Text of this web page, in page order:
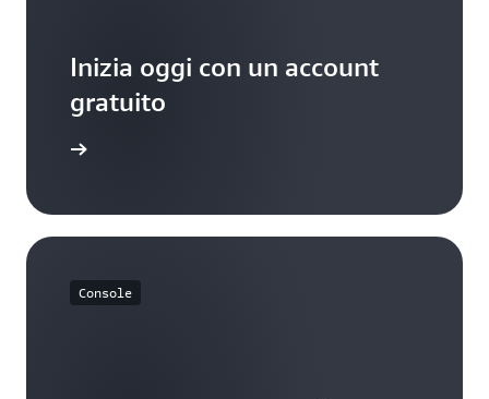
Inizia oggi con un account
gratuito
Console